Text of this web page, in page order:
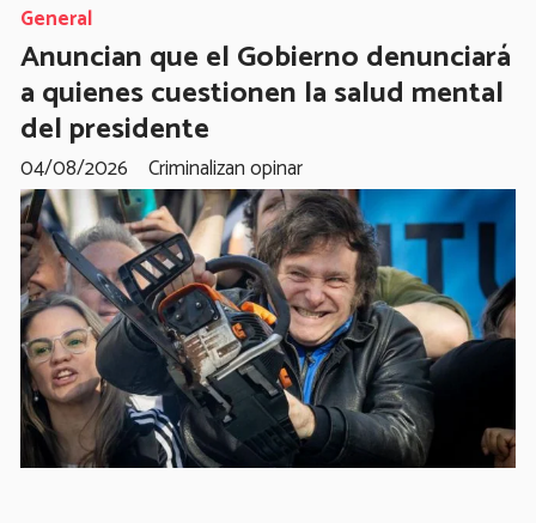
Anuncian que el Gobierno denunciará
a quienes cuestionen la salud mental
del presidente
Criminalizan opinar
General
04/08/2026